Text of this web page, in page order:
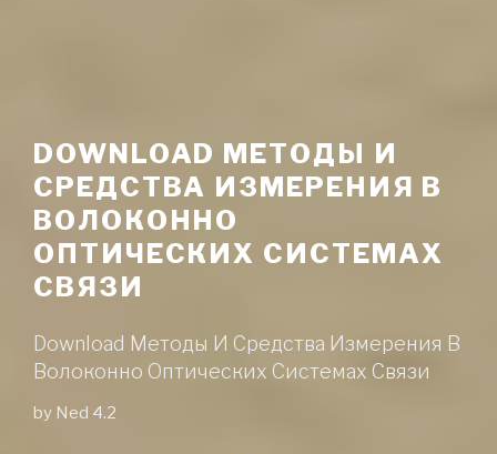
DOWNLOAD МЕТОДЫ И
СРЕДСТВА ИЗМЕРЕНИЯ В
ВОЛОКОННО
ОПТИЧЕСКИХ СИСТЕМАХ
СВЯЗИ
Download Методы И Средства Измерения В
Волоконно Оптических Системах Связи
by Ned 4.2